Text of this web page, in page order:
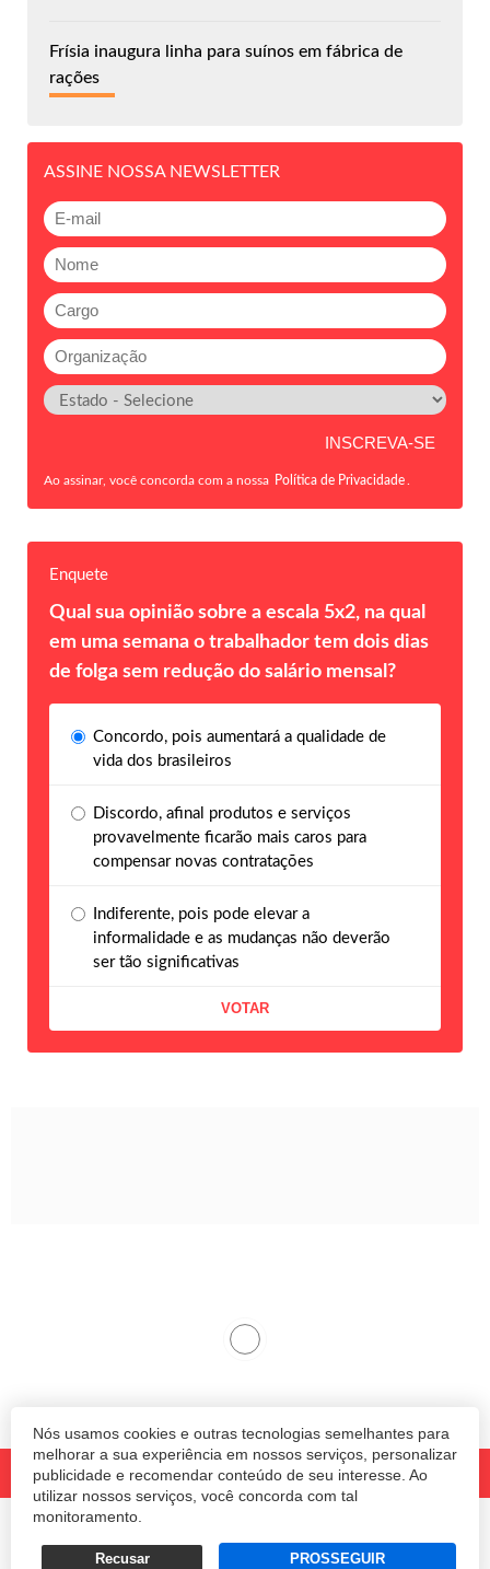
Nós usamos cookies e outras tecnologias semelhantes para
melhorar a sua experiência em nossos serviços, personalizar
publicidade e recomendar conteúdo de seu interesse. Ao
utilizar nossos serviços, você concorda com tal
monitoramento.
Recusar PROSSEGUIR
Frísia inaugura linha para suínos em fábrica de
rações
ASSINE NOSSA NEWSLETTER
Ao assinar, você concorda com a nossa Política de Privacidade.
Enquete
Qual sua opinião sobre a escala 5x2, na qual
em uma semana o trabalhador tem dois dias
de folga sem redução do salário mensal?
Concordo, pois aumentará a qualidade de
vida dos brasileiros
Discordo, afinal produtos e serviços
provavelmente ficarão mais caros para
compensar novas contratações
Indiferente, pois pode elevar a
informalidade e as mudanças não deverão
ser tão significativas
Termos e Políticas de Uso Privacidade